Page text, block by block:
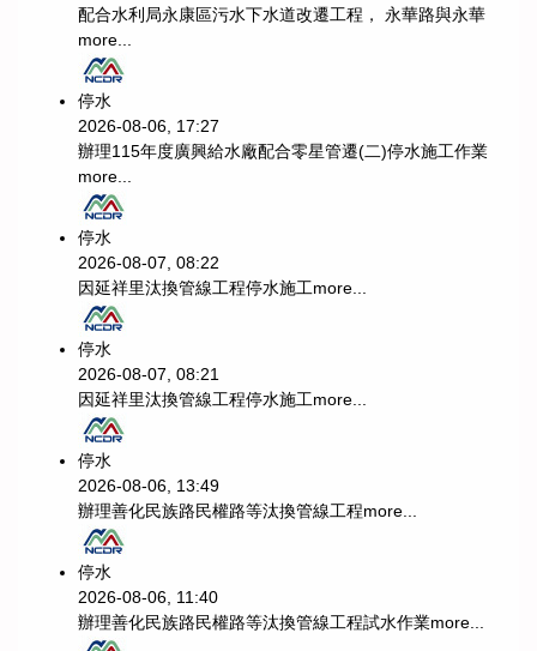
配合水利局永康區污水下水道改遷工程， 永華路與永華
more...
停水
2026-08-06, 17:27
辦理115年度廣興給水廠配合零星管遷(二)停水施工作業
more...
停水
2026-08-07, 08:22
因延祥里汰換管線工程停水施工more...
停水
2026-08-07, 08:21
因延祥里汰換管線工程停水施工more...
停水
2026-08-06, 13:49
辦理善化民族路民權路等汰換管線工程more...
停水
2026-08-06, 11:40
辦理善化民族路民權路等汰換管線工程試水作業more...